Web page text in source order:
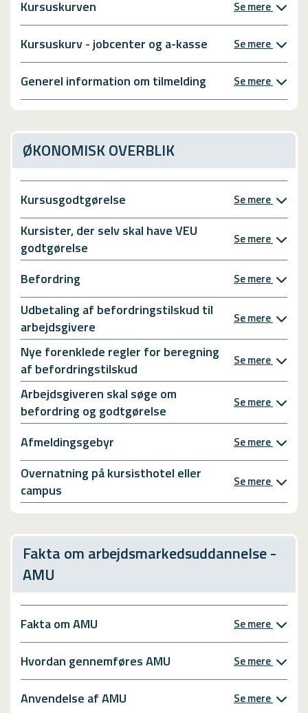
Kursuskurven Se mere
Kursuskurv - jobcenter og a-kasse Se mere
Generel information om tilmelding Se mere
ØKONOMISK OVERBLIK
Kursusgodtgørelse Se mere
Kursister, der selv skal have VEU
godtgørelse
Se mere
Befordring Se mere
Udbetaling af befordringstilskud til
arbejdsgivere
Se mere
Nye forenklede regler for beregning
af befordringstilskud
Se mere
Arbejdsgiveren skal søge om
befordring og godtgørelse
Se mere
Afmeldingsgebyr Se mere
Overnatning på kursisthotel eller
campus
Se mere
Fakta om arbejdsmarkedsuddannelse -
AMU
Fakta om AMU Se mere
Hvordan gennemføres AMU Se mere
Anvendelse af AMU Se mere